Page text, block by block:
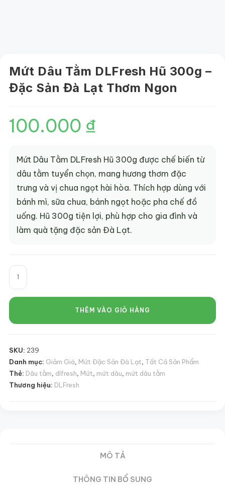
Mứt Dâu Tằm DLFresh Hũ 300g –
Đặc Sản Đà Lạt Thơm Ngon
100.000 ₫
Mứt Dâu Tằm DLFresh Hũ 300g được chế biến từ
dâu tằm tuyển chọn, mang hương thơm đặc
trưng và vị chua ngọt hài hòa. Thích hợp dùng với
bánh mì, sữa chua, bánh ngọt hoặc pha chế đồ
uống. Hũ 300g tiện lợi, phù hợp cho gia đình và
làm quà tặng đặc sản Đà Lạt.
Mứt
Dâu
Tằm
Hũ
–
Đặc
Sản
Đà
THÊM VÀO GIỎ HÀNG
SKU: 239
Danh mục: Giảm Giá, Mứt Đặc Sản Đà Lạt, Tất Cả Sản Phẩm
Thẻ: Dâu tằm, dlfresh, Mứt, mứt dâu, mứt dâu tằm
Thương hiệu: DLFresh
MÔ TẢ
THÔNG TIN BỔ SUNG